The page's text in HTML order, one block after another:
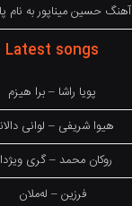
آهنگ حسین میناپور به نام
Latest songs
پویا راشا – برا هیزم
هیوا شریفی – لوانی
روکان محمد – گری
فرزین – لەملان